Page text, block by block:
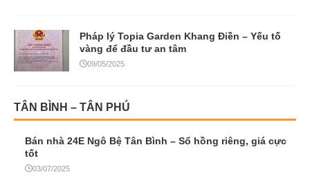
Pháp lý Topia Garden Khang Điền – Yếu tố
vàng để đầu tư an tâm
09/05/2025
TÂN BÌNH – TÂN PHÚ
Bán nhà 24E Ngô Bệ Tân Bình – Sổ hồng riêng, giá cực
tốt
03/07/2025